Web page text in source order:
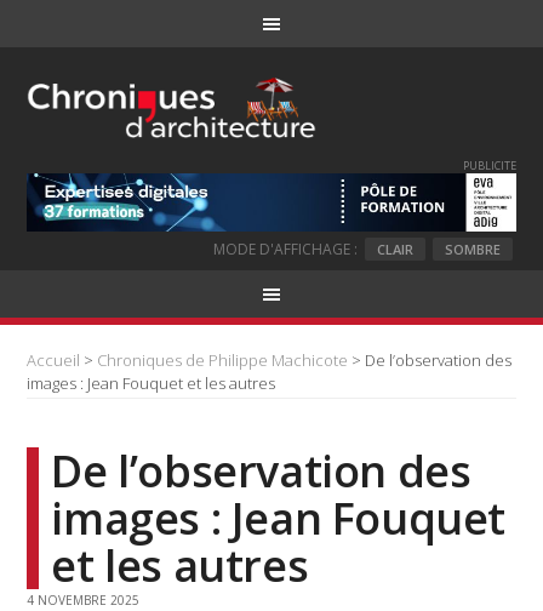
PUBLICITE
MODE D'AFFICHAGE : CLAIR SOMBRE
Accueil > Chroniques de Philippe Machicote > De l’observation des
images : Jean Fouquet et les autres
De l’observation des
images : Jean Fouquet
et les autres
4 NOVEMBRE 2025